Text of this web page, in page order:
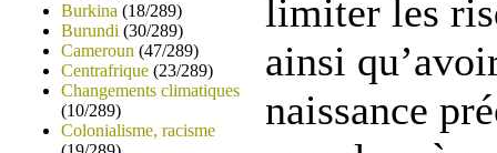
Burkina (18/289)
Burundi (30/289)
Cameroun (47/289)
Centrafrique (23/289)
Changements climatiques
(10/289)
Colonialisme, racisme
limiter les
ainsi
naissance